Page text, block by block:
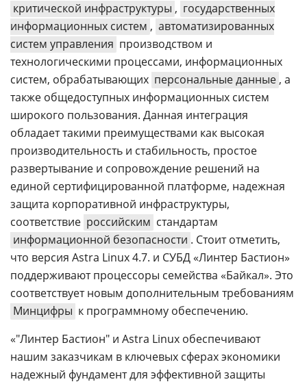
критической инфраструктуры , государственных
информационных систем , автоматизированных
систем управления производством и
технологическими процессами, информационных
систем, обрабатывающих персональные данные , а
также общедоступных информационных систем
широкого пользования. Данная интеграция
обладает такими преимуществами как высокая
производительность и стабильность, простое
развертывание и сопровождение решений на
единой сертифицированной платформе, надежная
защита корпоративной инфраструктуры,
соответствие российским стандартам
информационной безопасности . Стоит отметить,
что версия Astra Linux 4.7. и СУБД «Линтер Бастион»
поддерживают процессоры семейства «Байкал». Это
соответствует новым дополнительным требованиям
Минцифры к программному обеспечению.
«"Линтер Бастион" и Astra Linux обеспечивают
нашим заказчикам в ключевых сферах экономики
надежный фундамент для эффективной защиты